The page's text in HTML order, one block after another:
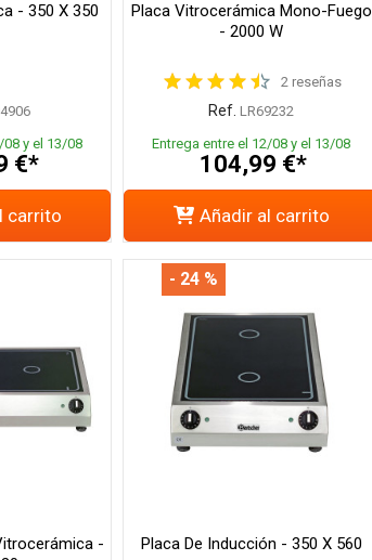
- 350 X 350
y el 13/08
€*
carrito
Placa Vitrocerámica Mono-Fuego
- 2000 W
2 reseñas
Ref. LR69232
Entrega entre el 12/08 y el 13/08
104,99 €*
Añadir al carrito
-
Placa De Inducción - 350 X 560
- 24 %